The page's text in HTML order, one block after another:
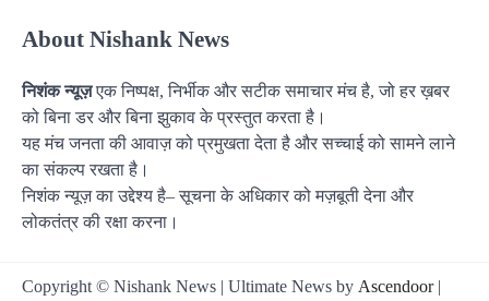
About Nishank News
निशंक न्यूज़एक निष्पक्ष, निर्भीक और सटीक समाचार मंच है, जो हर ख़बर
को बिना डर और बिना झुकाव के प्रस्तुत करता है।
यह मंच जनता की आवाज़ को प्रमुखता देता है और सच्चाई को सामने लाने
का संकल्प रखता है।
निशंक न्यूज़ का उद्देश्य है– सूचना के अधिकार को मज़बूती देना और
लोकतंत्र की रक्षा करना।
Copyright © Nishank News | Ultimate News by Ascendoor|